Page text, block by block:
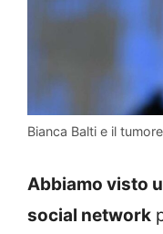
Bianca Balti e il
Abbiamo visto
social network